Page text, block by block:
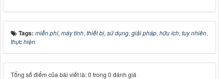
Tags: miễn phí, máy tính, thiết bị, sử dụng, giải pháp, hữu ích, tuy nhiên,
thực hiện
Tổng số điểm của bài viết là: 0 trong 0 đánh giá